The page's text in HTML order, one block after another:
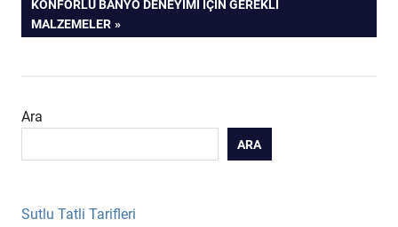
NEXT
POST:
KONFORLU BANYO DENEYIMI İÇIN GEREKLI
MALZEMELER
Ara
ARA
Sutlu Tatli Tarifleri